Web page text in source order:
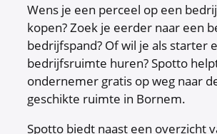
Wens je een perceel op een
kopen? Zoek je eerder naar een
bedrijfspand? Of wil je als starter
bedrijfsruimte huren? Spotto
ondernemer gratis op weg naar
geschikte ruimte in Bornem.
Spotto biedt naast een overzicht